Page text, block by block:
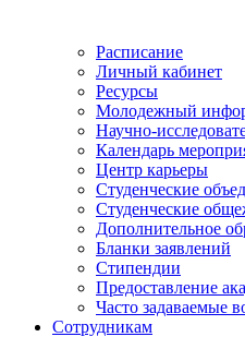
Расписание
Личный кабинет
Ресурсы
Молодежный
Научно-
Календарь
Центр карьеры
Студенческие
Студенческие
Дополнительное
Бланки заявлений
Стипендии
Предоставление
Часто задаваемые
Сотрудникам